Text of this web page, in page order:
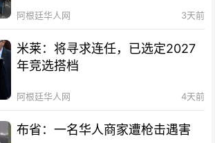
阿根廷华人网 3天前
米莱：将寻求连任，已选定2027
年竞选搭档
阿根廷华人网 4天前
布省：一名华人商家遭枪击遇害